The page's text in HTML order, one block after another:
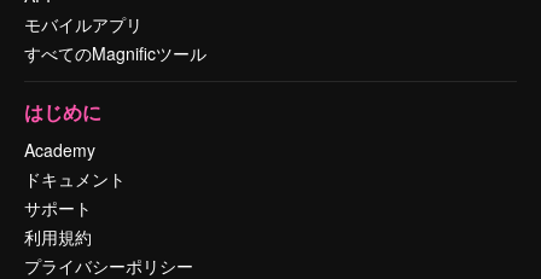
モバイルアプリ
すべてのMagnificツール
はじめに
Academy
ドキュメント
サポート
利用規約
プライバシーポリシー